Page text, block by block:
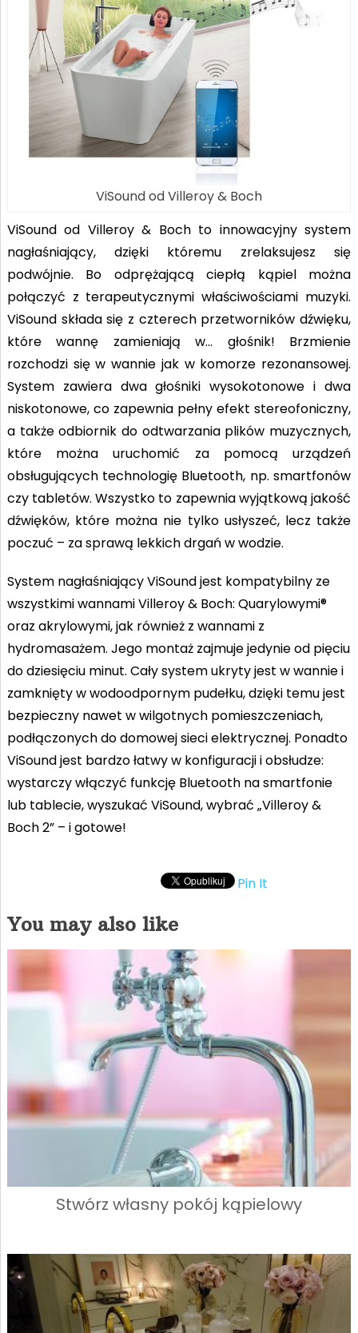
ViSound od Villeroy & Boch
ViSound od Villeroy & Boch to innowacyjny system
nagłaśniający, dzięki któremu zrelaksujesz się
podwójnie. Bo odprężającą ciepłą kąpiel można
połączyć z terapeutycznymi właściwościami muzyki.
ViSound składa się z czterech przetworników dźwięku,
które wannę zamieniają w… głośnik! Brzmienie
rozchodzi się w wannie jak w komorze rezonansowej.
System zawiera dwa głośniki wysokotonowe i dwa
niskotonowe, co zapewnia pełny efekt stereofoniczny,
a także odbiornik do odtwarzania plików muzycznych,
które można uruchomić za pomocą urządzeń
obsługujących technologię Bluetooth, np. smartfonów
czy tabletów. Wszystko to zapewnia wyjątkową jakość
dźwięków, które można nie tylko usłyszeć, lecz także
poczuć – za sprawą lekkich drgań w wodzie.
System nagłaśniający ViSound jest kompatybilny ze
wszystkimi wannami Villeroy & Boch: Quarylowymi®
oraz akrylowymi, jak również z wannami z
hydromasażem. Jego montaż zajmuje jedynie od pięciu
do dziesięciu minut. Cały system ukryty jest w wannie i
zamknięty w wodoodpornym pudełku, dzięki temu jest
bezpieczny nawet w wilgotnych pomieszczeniach,
podłączonych do domowej sieci elektrycznej. Ponadto
ViSound jest bardzo łatwy w konfiguracji i obsłudze:
wystarczy włączyć funkcję Bluetooth na smartfonie
lub tablecie, wyszukać ViSound, wybrać „Villeroy &
Boch 2” – i gotowe!
Pin It
You may also like
Stwórz własny pokój kąpielowy